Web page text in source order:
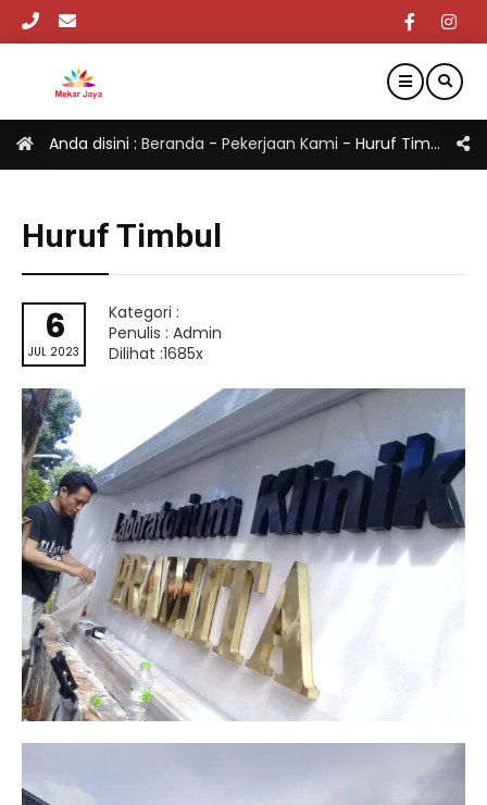
Anda disini : Beranda - Pekerjaan Kami - Huruf Timbul
Huruf Timbul
6
JUL 2023
Kategori :
Penulis : Admin
Dilihat :1685x